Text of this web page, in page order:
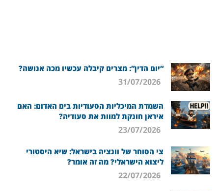
“יום הדין”: מצרים קיבלה עכשיו מכה אנושה?
השמדת המיכליות הסעודיות בים האדום: האם
איראן חונקת למוות את סעודיה?
צי הסוחר של וונציה בישראל: שיא היסטורי
ליצוא הישראלי? מה זה אומר?